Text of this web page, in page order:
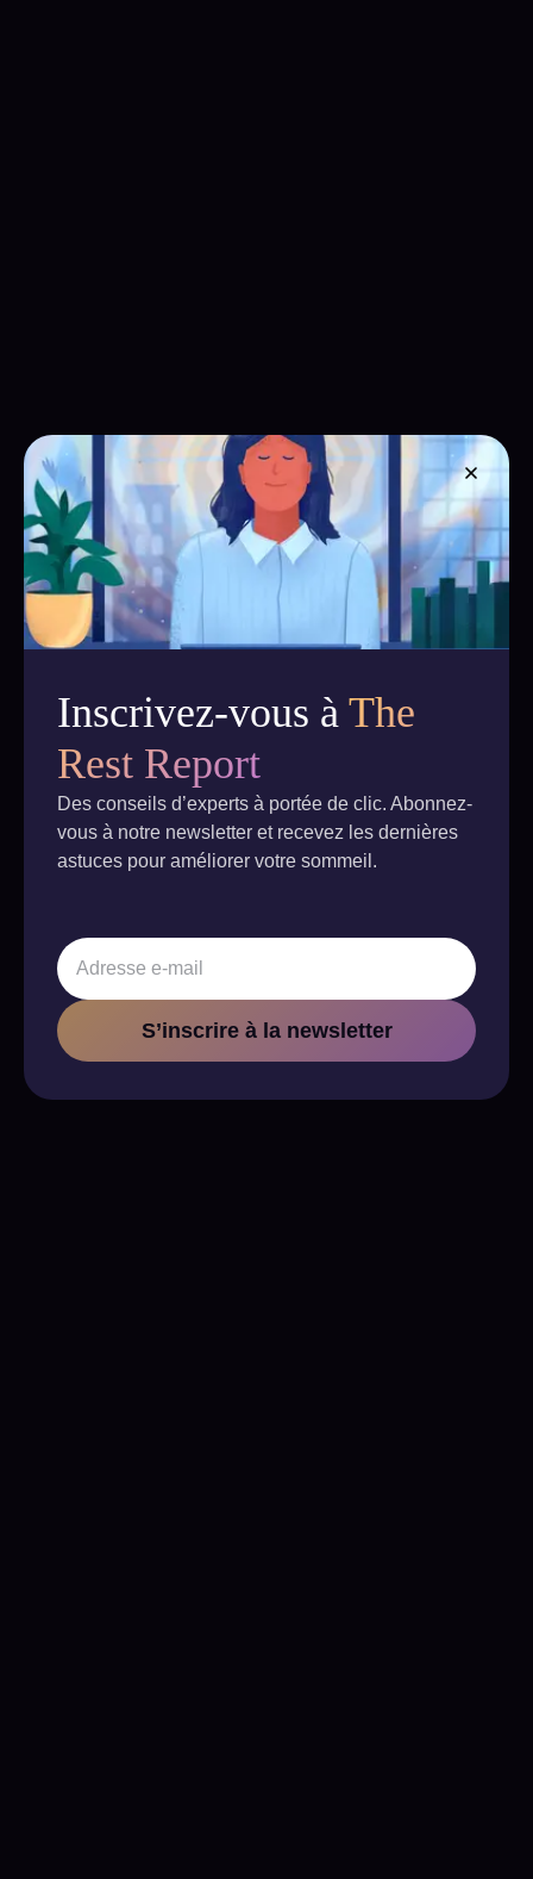
Inscrivez-vous à The
Rest Report
Des conseils d’experts à portée de clic. Abonnez-
vous à notre newsletter et recevez les dernières
astuces pour améliorer votre sommeil.
S’inscrire à la newsletter